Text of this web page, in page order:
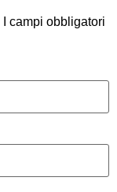
I campi obbligatori